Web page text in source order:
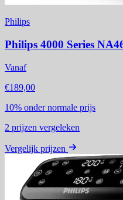
Philips
Philips 4000 Series
Vanaf
€189,00
10% onder normale prijs
2 prijzen vergeleken
Vergelijk prijzen